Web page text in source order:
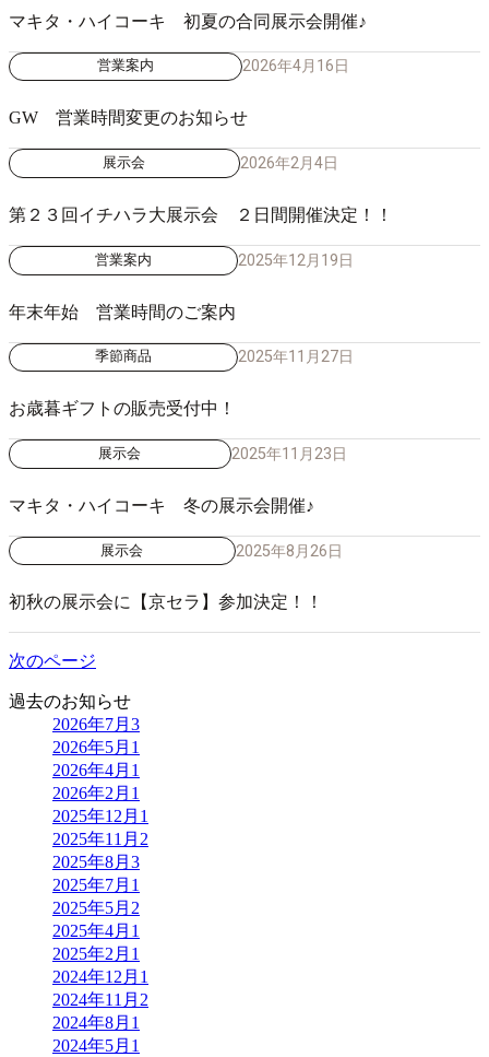
マキタ・ハイコーキ 初夏の合同展示会開催♪
営業案内 2026年4月16日
GW 営業時間変更のお知らせ
展示会 2026年2月4日
第２３回イチハラ大展示会 ２日間開催決定！！
営業案内 2025年12月19日
年末年始 営業時間のご案内
季節商品 2025年11月27日
お歳暮ギフトの販売受付中！
展示会 2025年11月23日
マキタ・ハイコーキ 冬の展示会開催♪
展示会 2025年8月26日
初秋の展示会に【京セラ】参加決定！！
次のページ
過去のお知らせ
2026年7月 3
2026年5月 1
2026年4月 1
2026年2月 1
2025年12月 1
2025年11月 2
2025年8月 3
2025年7月 1
2025年5月 2
2025年4月 1
2025年2月 1
2024年12月 1
2024年11月 2
2024年8月 1
2024年5月 1